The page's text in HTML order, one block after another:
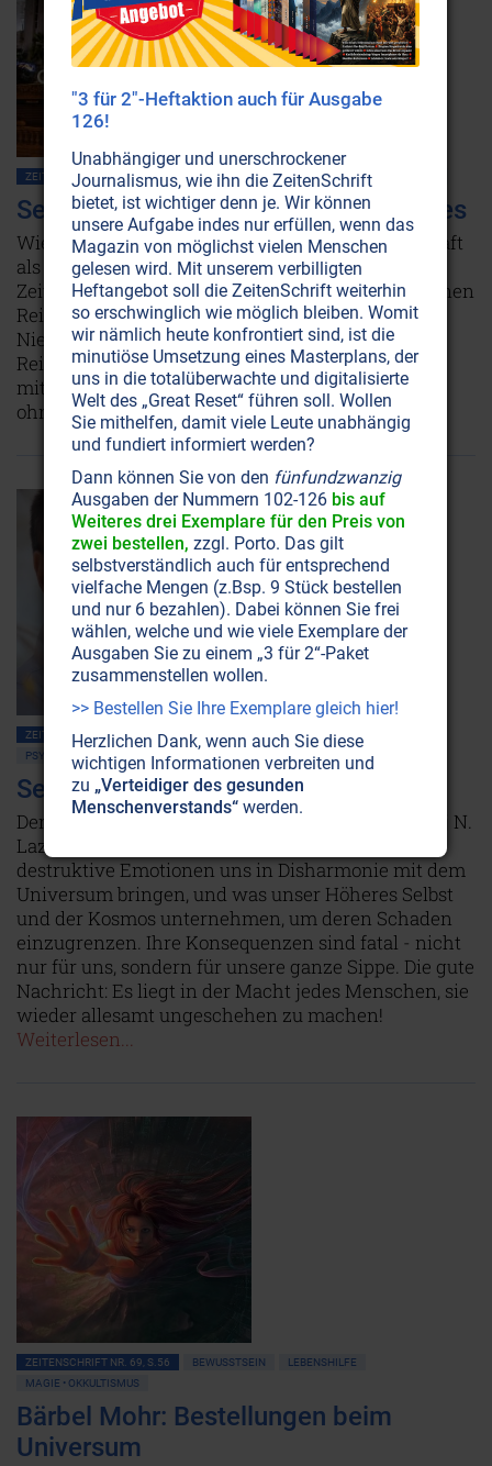
ZEITENSCHRIFT NR. 71, S.50 GELD-TIPPS BEWUSSTSEIN LEBENSHILFE
Sergey Lazarev: Die Macht des Geldes
Wie falsch die Ziele sind, die in unserer Gesellschaft
als erstrebenswert gelten, zeigt das Zitat seines
Zeitgenossen Konfuzius auf: „Der Edle benützt seinen
Reichtum, um sein Leben zu gestalten. Der
Niedrigdenkende benützt sein Leben, um zu
Reichtum zu gelangen.“ Erfahren Sie hier, wie Sie
mit dem Thema „Geld oder nicht Geld“ umgehen,
ohne dass es Ihre Seele frisst.Weiterlesen...
ZEITENSCHRIFT NR. 69, S.46 LEBENSHILFE
PSYCHOLOGIE
HEILUNG
Sergei N. Lazarev: Karma Diagnostik
Der russische Heiler, Seher und Psychologe Sergej N.
Lazarev untersucht seit vielen Jahren, wie
destruktive Emotionen uns in Disharmonie mit dem
Universum bringen, und was unser Höheres Selbst
und der Kosmos unternehmen, um deren Schaden
einzugrenzen. Ihre Konsequenzen sind fatal - nicht
nur für uns, sondern für unsere ganze Sippe. Die gute
Nachricht: Es liegt in der Macht jedes Menschen, sie
wieder allesamt ungeschehen zu machen!
Weiterlesen...
ZEITENSCHRIFT NR. 69, S.56 BEWUSSTSEIN
LEBENSHILFE
MAGIE • OKKULTISMUS
Bärbel Mohr: Bestellungen beim
Universum
"3 für 2"-Heftaktion auch für Ausgabe
126!
Unabhängiger und unerschrockener
Journalismus, wie ihn die ZeitenSchrift
bietet, ist wichtiger denn je. Wir können
unsere Aufgabe indes nur erfüllen, wenn das
Magazin von möglichst vielen Menschen
gelesen wird. Mit unserem verbilligten
Heftangebot soll die ZeitenSchrift weiterhin
so erschwinglich wie möglich bleiben. Womit
wir nämlich heute konfrontiert sind, ist die
minutiöse Umsetzung eines Masterplans, der
uns in die totalüberwachte und digitalisierte
Welt des „Great Reset“ führen soll. Wollen
Sie mithelfen, damit viele Leute unabhängig
und fundiert informiert werden?
Dann können Sie von den fünfundzwanzig
Ausgaben der Nummern 102-126 bis auf
Weiteres drei Exemplare für den Preis von
zwei bestellen, zzgl. Porto. Das gilt
selbstverständlich auch für entsprechend
vielfache Mengen (z.Bsp. 9 Stück bestellen
und nur 6 bezahlen). Dabei können Sie frei
wählen, welche und wie viele Exemplare der
Ausgaben Sie zu einem „3 für 2“-Paket
zusammenstellen wollen.
>> Bestellen Sie Ihre Exemplare gleich hier!
Herzlichen Dank, wenn auch Sie diese
wichtigen Informationen verbreiten und
zu „Verteidiger des gesunden
Menschenverstands“ werden.